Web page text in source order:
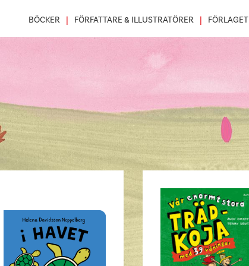
BÖCKER FÖRFATTARE & ILLUSTRATÖRER FÖRLAGET